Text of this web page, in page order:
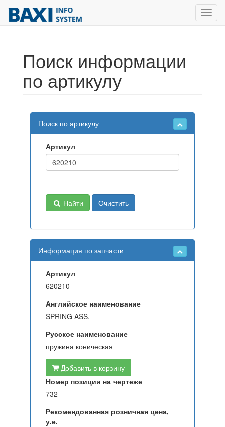
Поиск информации
по артикулу
Поиск по артикулу
Артикул
Найти Очистить
Информация по запчасти
Артикул
620210
Английское наименование
SPRING ASS.
Русское наименование
пружина коническая
Добавить в корзину
Номер позиции на чертеже
732
Рекомендованная розничная цена,
у.е.